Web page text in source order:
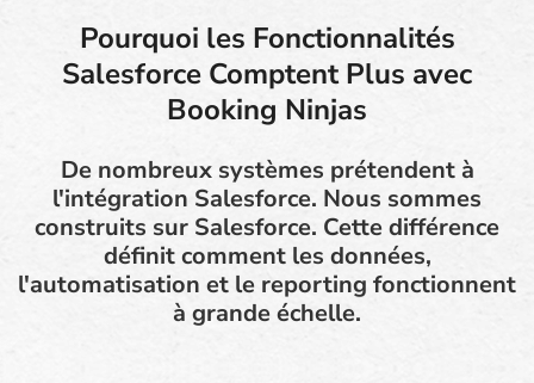
Pourquoi les Fonctionnalités
Salesforce Comptent Plus avec
Booking Ninjas
De nombreux systèmes prétendent à
l'intégration Salesforce. Nous sommes
construits sur Salesforce. Cette différence
définit comment les données,
l'automatisation et le reporting fonctionnent
à grande échelle.